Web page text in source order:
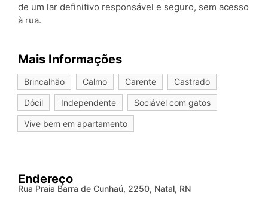
de um lar definitivo responsável e seguro, sem acesso
à rua.
Mais Informações
Brincalhão Calmo Carente Castrado
Dócil Independente Sociável com gatos
Vive bem em apartamento
Endereço
Rua Praia Barra de Cunhaú, 2250, Natal, RN